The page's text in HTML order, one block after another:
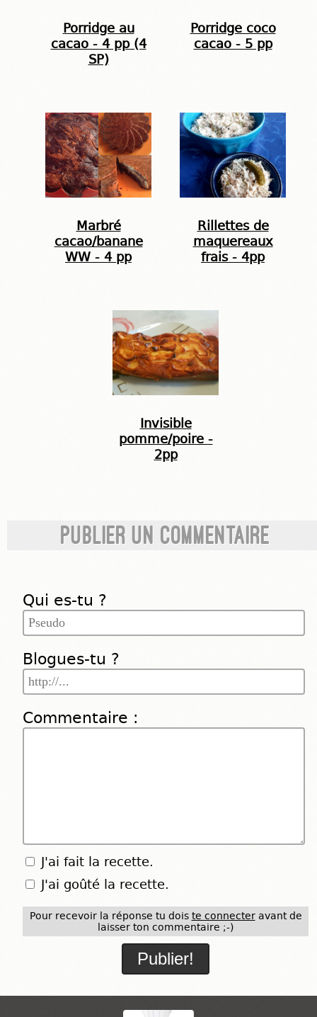
Porridge au
cacao - 4 pp (4
SP)
Porridge coco
cacao - 5 pp
Marbré
cacao/banane
WW - 4 pp
Rillettes de
maquereaux
frais - 4pp
Invisible
pomme/poire -
2pp
Publier un commentaire
Qui es-tu ?
Blogues-tu ?
Commentaire :
J'ai fait la recette.
J'ai goûté la recette.
Pour recevoir la réponse tu dois te connecteravant de
laisser ton commentaire ;-)